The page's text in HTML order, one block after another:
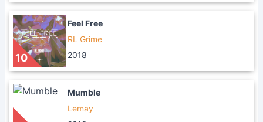
10
Feel Free
RL Grime
2018
Mumble
Lemay